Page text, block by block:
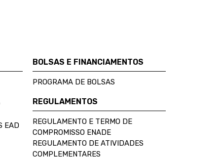
EAD
BOLSAS E FINANCIAMENTOS
PROGRAMA DE BOLSAS
REGULAMENTOS
REGULAMENTO E TERMO DE
COMPROMISSO ENADE
REGULAMENTO DE ATIVIDADES
COMPLEMENTARES